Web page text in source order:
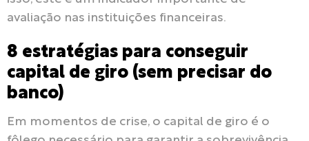
avaliação nas instituições financeiras.
8 estratégias para conseguir
capital de giro (sem precisar do
banco)
Em momentos de crise, o capital de giro é o